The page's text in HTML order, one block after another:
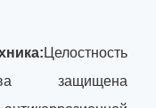
Целостность
защищена